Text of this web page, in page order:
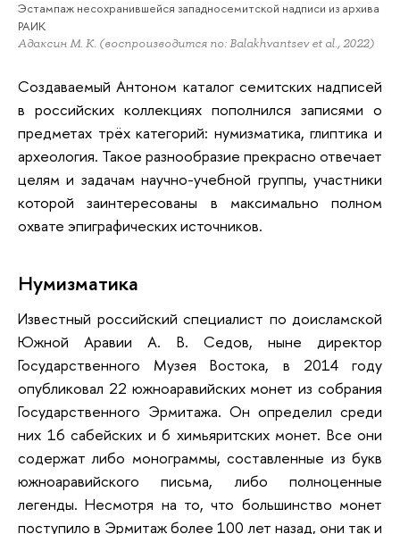
Эстампаж несохранившейся западносемитской надписи из архива
РАИК
Адаксин М. К. (воспроизводится по: Balakhvantsev et al., 2022)
Создаваемый Антоном каталог семитских надписей
в российских коллекциях пополнился записями о
предметах трёх категорий: нумизматика, глиптика и
археология. Такое разнообразие прекрасно отвечает
целям и задачам научно-учебной группы, участники
которой заинтересованы в максимально полном
охвате эпиграфических источников.
Нумизматика
Известный российский специалист по доисламской
Южной Аравии А. В. Седов, ныне директор
Государственного Музея Востока, в 2014 году
опубликовал 22 южноаравийских монет из собрания
Государственного Эрмитажа. Он определил среди
них 16 сабейских и 6 химьяритских монет. Все они
содержат либо монограммы, составленные из букв
южноаравийского письма, либо полноценные
легенды. Несмотря на то, что большинство монет
поступило в Эрмитаж более 100 лет назад, они так и